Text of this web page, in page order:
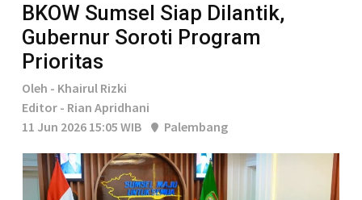
BKOW Sumsel Siap Dilantik,
Gubernur Soroti Program
Prioritas
Oleh - Khairul Rizki
Editor - Rian Apridhani
11 Jun 2026 15:05 WIB
Palembang